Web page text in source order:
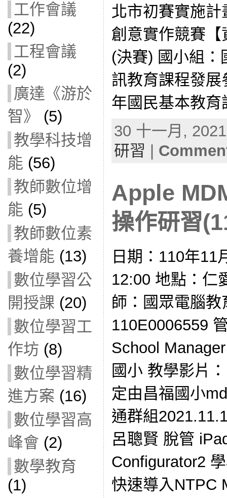
工作會議
(22)
工程會議
(2)
廣達《游於
智》
(5)
教學科技增
能 (56)
教師數位增
能 (5)
教師數位素
養增能 (13)
數位學習公
開授課 (20)
數位學習工
作坊 (8)
數位學習精
進方案 (16)
數位學習高
峰會 (2)
數學教育
(1)
北市初賽實施
創意實作競賽
(決賽) 國小組：
訊教育課程發
年國民基本教
30 十一月,
研習
Apple
操作研習
日期：110年11
12:00 地點：仁
師：國眾電腦
110E0006559
School
國小 教學影片
定由昌福國小
通群組
呂聰賢 脫管
Configurator2
快速導入NTPC